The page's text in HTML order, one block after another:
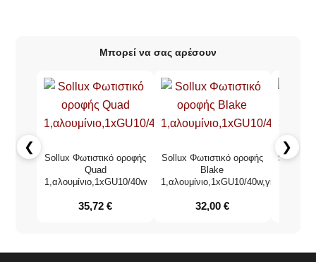
Μπορεί να σας αρέσουν
❮
Sollux Φωτιστικό οροφής
Quad
1,αλουμίνιο,1xGU10/40w
35,72€
Sollux Φωτιστικό οροφής
Blake
1,αλουμίνιο,1xGU10/40w,γκρί
32,00 €
Sollux
❯